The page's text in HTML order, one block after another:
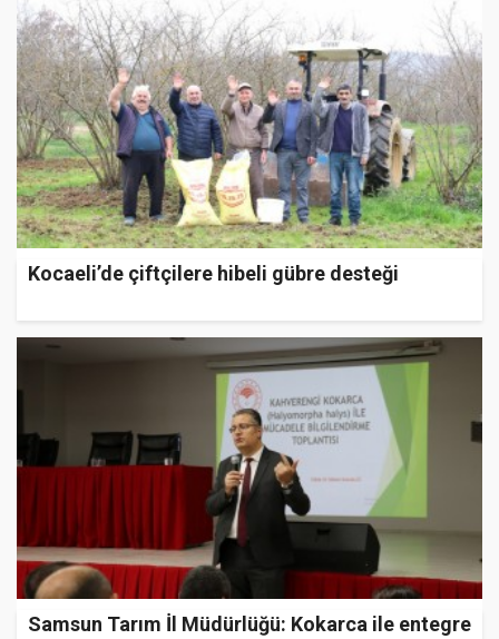
Kocaeli’de çiftçilere hibeli gübre desteği
Samsun Tarım İl Müdürlüğü: Kokarca ile entegre